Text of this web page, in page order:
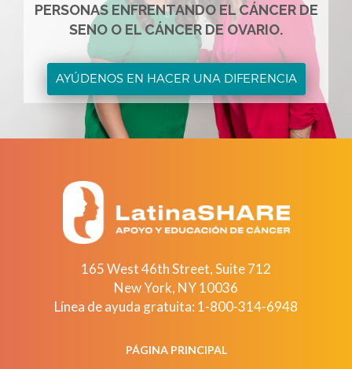
PERSONAS ENFRENTANDO EL CÁNCER DE
SENO O EL CÁNCER DE OVARIO.
AYÚDENOS EN HACER UNA DIFERENCIA
165 West 46th Street, Suite 712
New York, NY10036
Línea de ayuda gratuita: 1-800-314-6948
PÁGINA PRINCIPAL